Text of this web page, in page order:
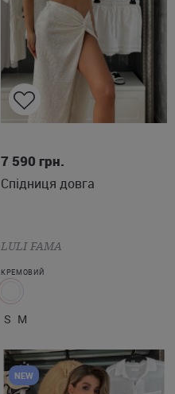
7 590 грн.
Спідниця довга
LULI FAMA
КРЕМОВИЙ
S M
NEW